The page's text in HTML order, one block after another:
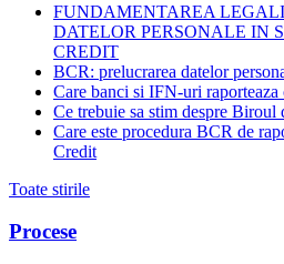
FUNDAMENTAREA
DATELOR PERSONALE IN
CREDIT
BCR: prelucrarea datelor
Care banci si IFN-uri
Ce trebuie sa stim despre Biroul
Care este procedura BCR de
Credit
Toate stirile
Procese